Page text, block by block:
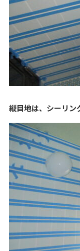
縦目地は、シーリン